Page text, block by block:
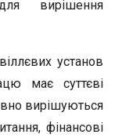
вирішення
установ
має суттєві
вирішуються
фінансові